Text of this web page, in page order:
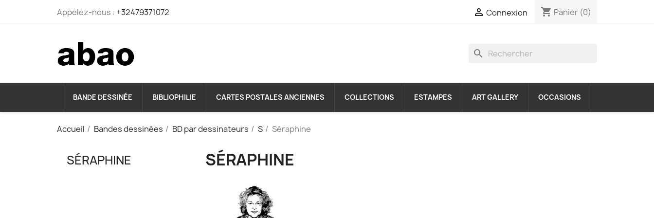
Appelez-nous : +32479371072  Connexion shopping_cart Panier (0)
search
BANDE DESSINÉE BIBLIOPHILIE CARTES POSTALES ANCIENNES COLLECTIONS ESTAMPES ART GALLERY OCCASIONS
Accueil Bandes dessinées BD par dessinateurs S Séraphine
SÉRAPHINE SÉRAPHINE